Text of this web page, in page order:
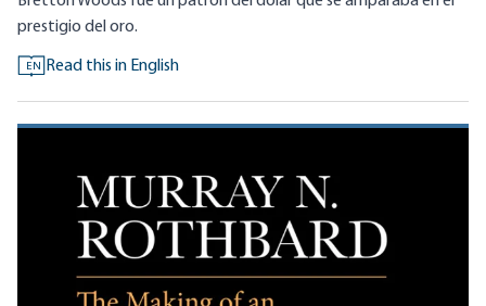
prestigio del oro.
EN Read this in English